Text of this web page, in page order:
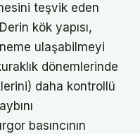
teşvik eden
kök yapısı,
ulaşabilmeyi
dönemlerinde
daha kontrollü
basıncının